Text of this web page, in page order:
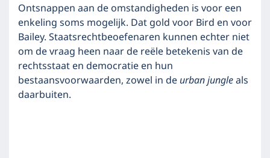
Ontsnappen aan de omstandigheden is voor een
enkeling soms mogelijk. Dat gold voor Bird en voor
Bailey. Staatsrechtbeoefenaren kunnen echter niet
om de vraag heen naar de reële betekenis van de
rechtsstaat en democratie en hun
bestaansvoorwaarden, zowel in deurban jungleals
daarbuiten.